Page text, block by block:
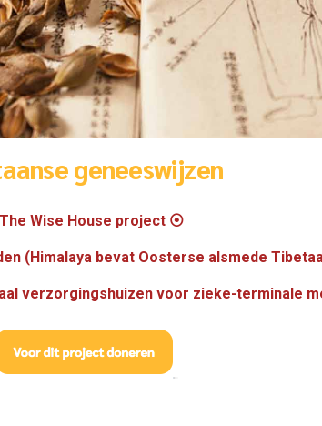
geneeswijzen
Wise House project ⦿
(Himalaya bevat Oosterse alsmede
verzorgingshuizen voor zieke-terminale